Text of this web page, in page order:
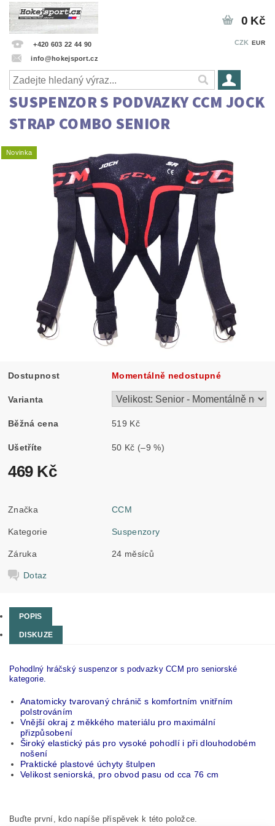
+420 603 22 44 90
info@hokejsport.cz
CZK EUR
0 Kč
SUSPENZOR S PODVAZKY CCM JOCK
STRAP COMBO SENIOR
Novinka
Dostupnost Momentálně nedostupné
Varianta
Běžná cena 519 Kč
Ušetříte 50 Kč (–9 %)
469 Kč
Značka CCM
Kategorie Suspenzory
Záruka 24 měsíců
Dotaz
POPIS
DISKUZE
Pohodlný hráčský suspenzor s podvazky CCM pro seniorské
kategorie.
Anatomicky tvarovaný chránič s komfortním vnitřním
polstrováním
Vnější okraj z měkkého materiálu pro maximální
přizpůsobení
Široký elastický pás pro vysoké pohodlí i při dlouhodobém
nošení
Praktické plastové úchyty štulpen
Velikost seniorská, pro obvod pasu od cca 76 cm
Buďte první, kdo napíše příspěvek k této položce.